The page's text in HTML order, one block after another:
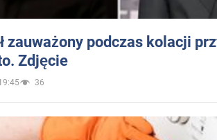
zauważony podczas kolacji
Zdjęcie
36